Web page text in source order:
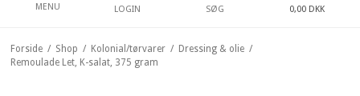
MENU LOGIN SØG 0,00 DKK
Forside / Shop / Kolonial/tørvarer / Dressing & olie /
Remoulade Let, K-salat, 375 gram